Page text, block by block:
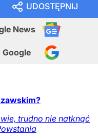
UDOSTĘPNIJ
News
Google
trudno nie natknąć